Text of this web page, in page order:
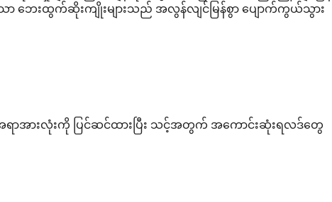
းထွက်ဆိုးကျိုးများသည် အလွန်လျင်မြန်စွာ ပျောက်ကွယ်သွား
ရာအားလုံးကို ပြင်ဆင်ထားပြီး သင့်အတွက် အကောင်းဆုံးရလဒ်တွေ